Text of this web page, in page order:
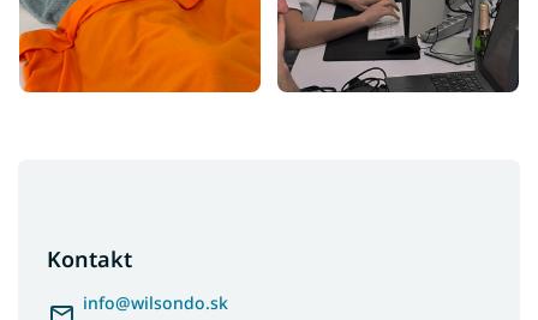
Kontakt
info@wilsondo.sk